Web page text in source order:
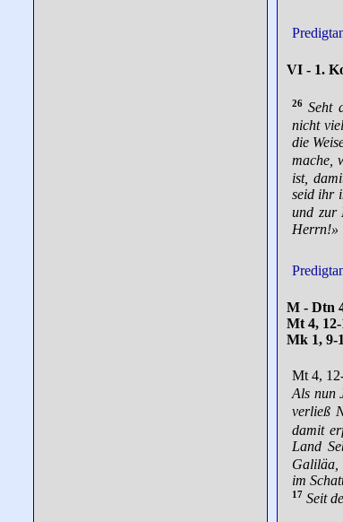
VI - 1.
26 Seht
nicht
die
mache,
ist,
seid ihr
und zur
Herrn!»
M - Dtn
Mt 4, 12-
Mk 1, 9-
Mt 4,
Als nun
verließ
damit
Land
Galiläa,
im
17 Seit